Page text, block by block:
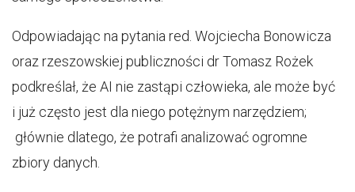
Odpowiadając na pytania red. Wojciecha Bonowicza
oraz rzeszowskiej publiczności dr Tomasz Rożek
podkreślał, że AI nie zastąpi człowieka, ale może być
i już często jest dla niego potężnym narzędziem;
głównie dlatego, że potrafi analizować ogromne
zbiory danych.